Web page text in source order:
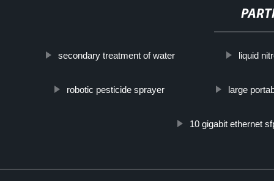
secondary treatment of water liquid
robotic pesticide sprayer large
10 gigabit ethernet